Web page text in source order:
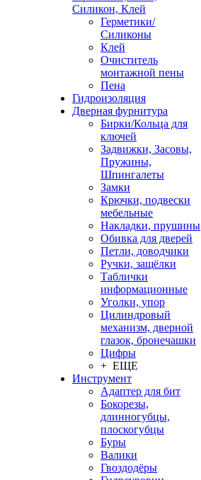
Силикон, Клей
Герметики/
Силиконы
Клей
Очиститель
монтажной пены
Пена
Гидроизоляция
Дверная фурнитура
Бирки/Кольца для
ключей
Задвижки, Засовы,
Пружины,
Шпингалеты
Замки
Крючки, подвески
мебельные
Накладки, прушины
Обивка для дверей
Петли, доводчики
Ручки, защёлки
Таблички
информационные
Уголки, упор
Цилиндровый
механизм, дверной
глазок, бронечашки
Цифры
+ ЕЩЕ
Инструмент
Адаптер для бит
Бокорезы,
длинногубцы,
плоскогубцы
Буры
Валики
Гвоздодёры